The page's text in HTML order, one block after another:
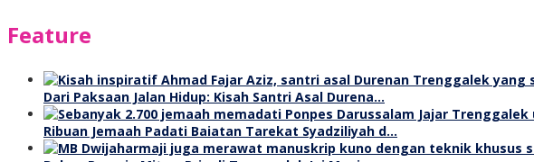
Feature
Dari Paksaan Jalan Hidup: Kisah Santri Asal Durena…
Ribuan Jemaah Padati Baiatan Tarekat Syadziliyah d…